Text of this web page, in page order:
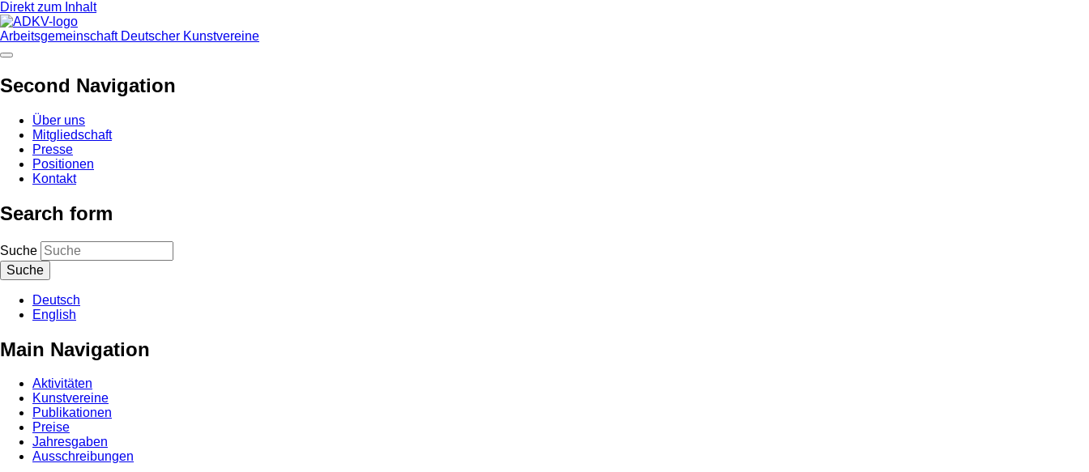
Direkt zum Inhalt
Arbeitsgemeinschaft Deutscher Kunstvereine
Second Navigation
Über uns
Mitgliedschaft
Presse
Positionen
Kontakt
Search form
Suche
Deutsch
English
Main Navigation
Aktivitäten
Kunstvereine
Publikationen
Preise
Jahresgaben
Ausschreibungen